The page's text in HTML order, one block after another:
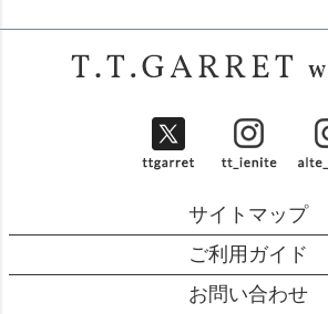
サイトマップ
ご利用ガイド
お問い合わせ